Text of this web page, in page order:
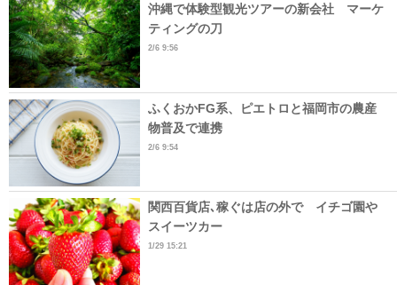
沖縄で体験型観光ツアーの新会社 マーケ
ティングの刀
2/6 9:56
ふくおかFG系、ピエトロと福岡市の農産
物普及で連携
2/6 9:54
関西百貨店､稼ぐは店の外で イチゴ園や
スイーツカー
1/29 15:21